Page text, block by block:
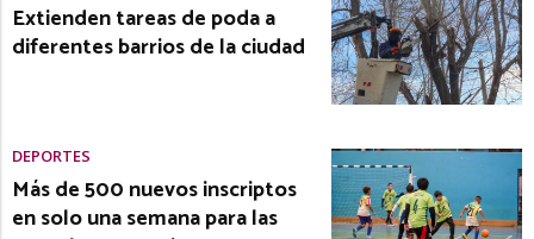
Extienden tareas de poda a
diferentes barrios de la ciudad
DEPORTES
Más de 500 nuevos inscriptos
en solo una semana para las